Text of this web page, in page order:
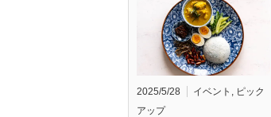
2025/5/28 イベント , ピック
アップ